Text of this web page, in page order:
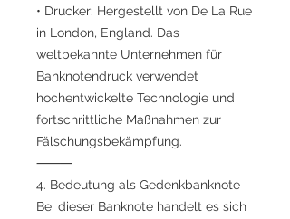
• Drucker: Hergestellt von De La Rue
in London, England. Das
weltbekannte Unternehmen für
Banknotendruck verwendet
hochentwickelte Technologie und
fortschrittliche Maßnahmen zur
Fälschungsbekämpfung.
⸻
4. Bedeutung als Gedenkbanknote
Bei dieser Banknote handelt es sich